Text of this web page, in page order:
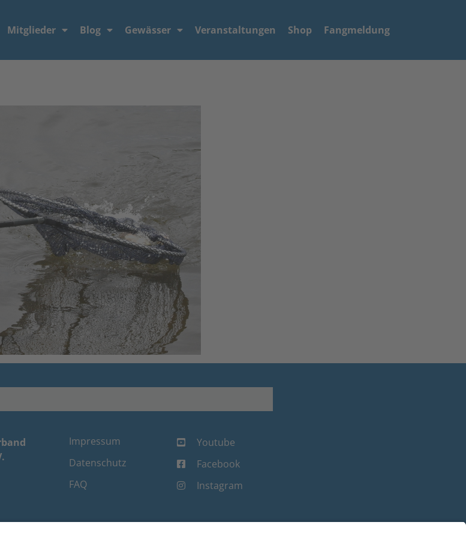
Mitglieder Blog Gewässer Veranstaltungen Shop Fangmeldung
Impressum
Datenschutz
FAQ
Youtube
Facebook
Instagram